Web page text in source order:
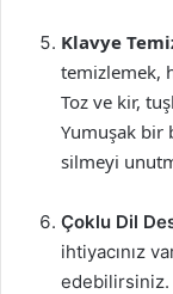
Klavye
temizlemek,
Toz ve kir,
Yumuşak bir
silmeyi
Çoklu Dil
ihtiyacınız
edebilirsiniz.